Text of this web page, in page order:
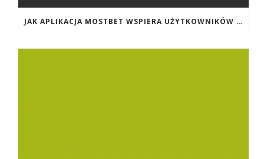
JAK APLIKACJA MOSTBET WSPIERA UŻYTKOWNIKÓW ANDROIDA?